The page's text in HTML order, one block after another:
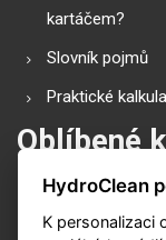
kartáčem?
Slovník pojmů
Praktické
Oblíbené
Průmyslové
Vysokotlaké
HydroClean
K personalizaci